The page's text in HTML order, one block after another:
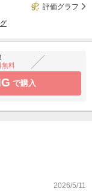
評価グラフ
無料
で購入
2026/5/11